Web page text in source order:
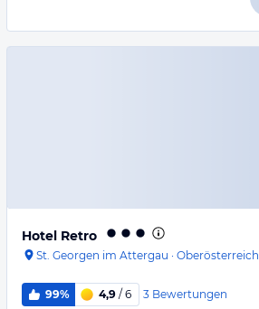
Hotel Retro
St. Georgen im Attergau · Oberösterreich
99% 4,9 / 6 3 Bewertungen